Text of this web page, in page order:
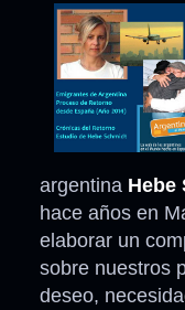
argentina Hebe
hace años en
elaborar un
sobre nuestros
deseo,